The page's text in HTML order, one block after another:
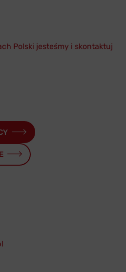
Polski jesteśmy i skontaktuj